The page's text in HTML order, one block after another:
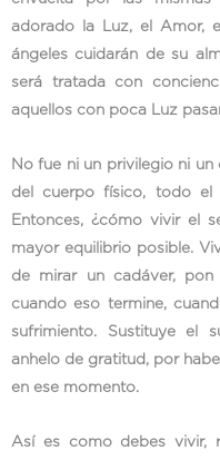
adorado la Luz, el Amor,
ángeles cuidarán de su
será tratada con
aquellos con poca Luz
No fue ni un privilegio ni
del cuerpo físico, todo el
Entonces, ¿cómo vivir el
mayor equilibrio posible.
de mirar un cadáver,
cuando eso termine,
sufrimiento. Sustituye el
anhelo de gratitud, por
en ese momento.
Así es como debes vivir,